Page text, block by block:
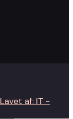
Lavet af: IT -